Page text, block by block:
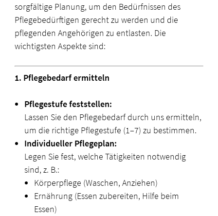
sorgfältige Planung, um den Bedürfnissen des
Pflegebedürftigen gerecht zu werden und die
pflegenden Angehörigen zu entlasten. Die
wichtigsten Aspekte sind:
1. Pflegebedarf ermitteln
Pflegestufe feststellen:
Lassen Sie den Pflegebedarf durch uns ermitteln,
um die richtige Pflegestufe (1–7) zu bestimmen.
Individueller Pflegeplan:
Legen Sie fest, welche Tätigkeiten notwendig
sind, z. B.:
Körperpflege (Waschen, Anziehen)
Ernährung (Essen zubereiten, Hilfe beim
Essen)